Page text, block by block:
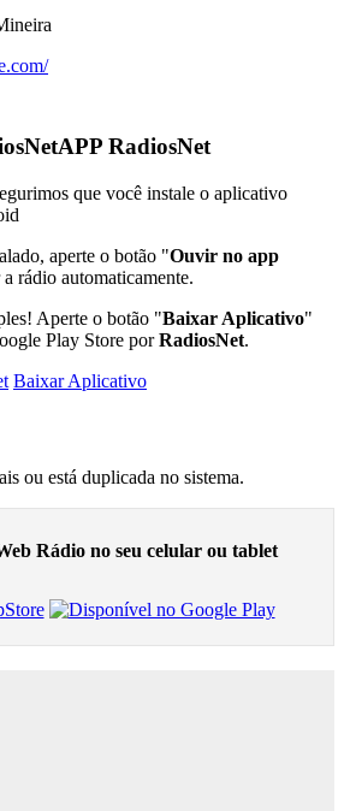
APP RadiosNet
que você instale o aplicativo
aperte o botão "Ouvir no app
rádio automaticamente.
Aperte o botão "Baixar Aplicativo"
Play Store porRadiosNet.
Baixar Aplicativo
ou está duplicada no sistema.
Rádio no seu celular ou tablet